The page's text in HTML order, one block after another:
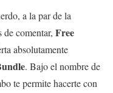
a la par de la
de comentar, Free
absolutamente
. Bajo el nombre de
te permite hacerte con